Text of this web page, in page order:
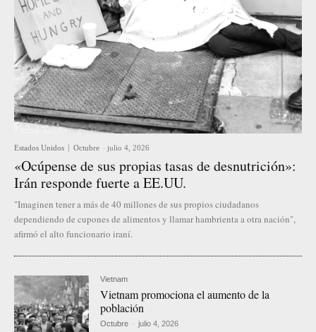
Estados Unidos Octubre - julio 4, 2026
«Ocúpense de sus propias tasas de desnutrición»:
Irán responde fuerte a EE.UU.
"Imaginen tener a más de 40 millones de sus propios ciudadanos
dependiendo de cupones de alimentos y llamar hambrienta a otra nación",
afirmó el alto funcionario iraní.
Vietnam
Vietnam promociona el aumento de la
población
Octubre - julio 4, 2026